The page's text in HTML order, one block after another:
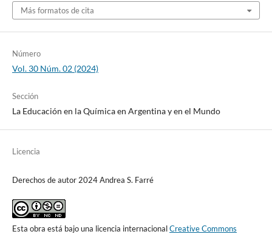
Más formatos de cita
Número
Vol. 30 Núm. 02 (2024)
Sección
La Educación en la Química en Argentina y en el Mundo
Licencia
Derechos de autor 2024 Andrea S. Farré
Esta obra está bajo una licencia internacionalCreative Commons